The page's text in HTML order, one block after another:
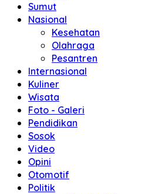
Sumut
Nasional
Kesehatan
Olahraga
Pesantren
Internasional
Kuliner
Wisata
Foto - Galeri
Pendidikan
Sosok
Video
Opini
Otomotif
Politik